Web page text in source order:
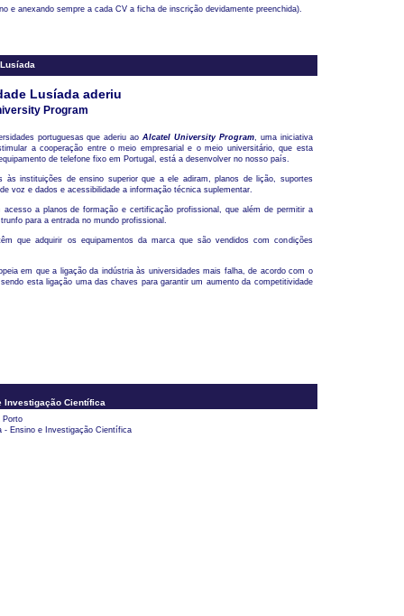
e anexando sempre a cada CV a ficha de inscrição devidamente preenchida).
Lusíada aderiu
Program
portuguesas que aderiu ao Alcatel University Program, uma iniciativa
a cooperação entre o meio empresarial e o meio universitário, que esta
de telefone fixo em Portugal, está a desenvolver no nosso país.
às instituições de ensino superior que a ele adiram, planos de lição, suportes
voz e dados e acessibilidade a informação técnica suplementar.
a planos de formação e certificação profissional, que além de permitir a
para a entrada no mundo profissional.
que adquirir os equipamentos da marca que são vendidos com condições
em que a ligação da indústria às universidades mais falha, de acordo com o
esta ligação uma das chaves para garantir um aumento da competitividade
Investigação Científica
Porto
- Ensino e Investigação Científica